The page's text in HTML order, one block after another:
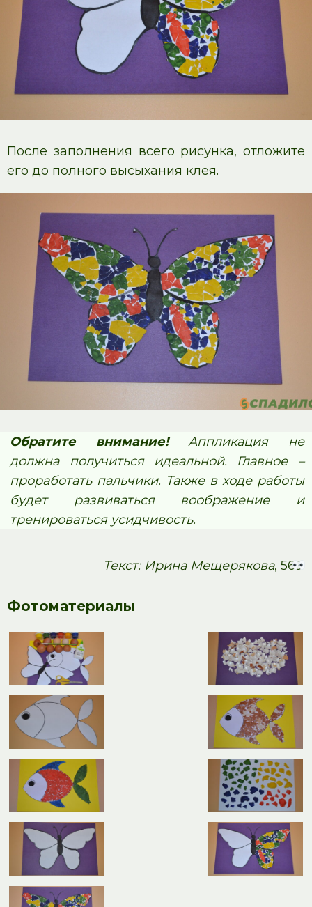
После заполнения всего рисунка, отложите
его до полного высыхания клея.
Обратите внимание!Аппликация не
должна получиться идеальной. Главное –
проработать пальчики. Также в ходе работы
будет развиваться воображение и
тренироваться усидчивость.
Текст: Ирина Мещерякова, 569
Фотоматериалы